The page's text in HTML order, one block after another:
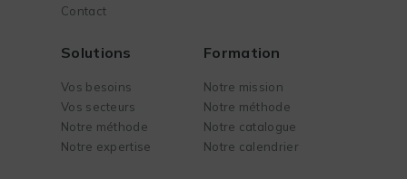
Contact
Solutions
Vos besoins
Vos secteurs
Notre méthode
Notre expertise
Formation
Notre mission
Notre méthode
Notre catalogue
Notre calendrier